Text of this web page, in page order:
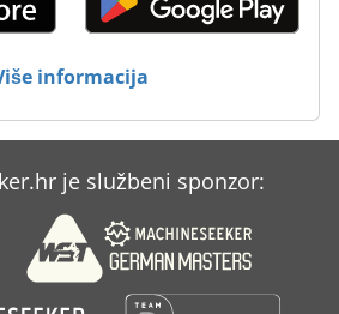
informacija
je službeni sponzor: